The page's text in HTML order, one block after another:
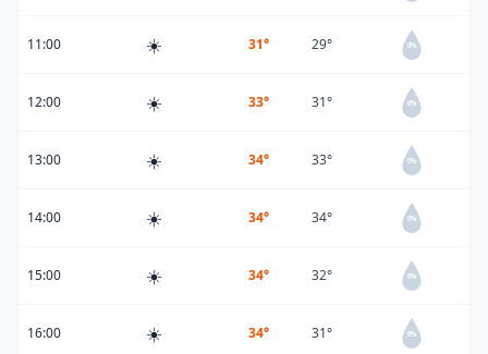
11:00 ☀️ 31° 29° 0%
12:00 ☀️ 33° 31° 0%
13:00 ☀️ 34° 33° 0%
14:00 ☀️ 34° 34° 0%
15:00 ☀️ 34° 32° 0%
16:00 ☀️ 34° 31° 0%